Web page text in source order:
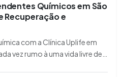
Químicos em São
Recuperação e
com a Clínica Uplife em
vez rumo à uma vida livre de